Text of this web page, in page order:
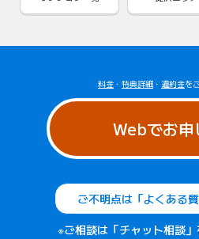
料金 ・ 特典詳細 ・ 違約金を
Webでお申
ご不明点は「よくある
※ご相談は「チャット相談」